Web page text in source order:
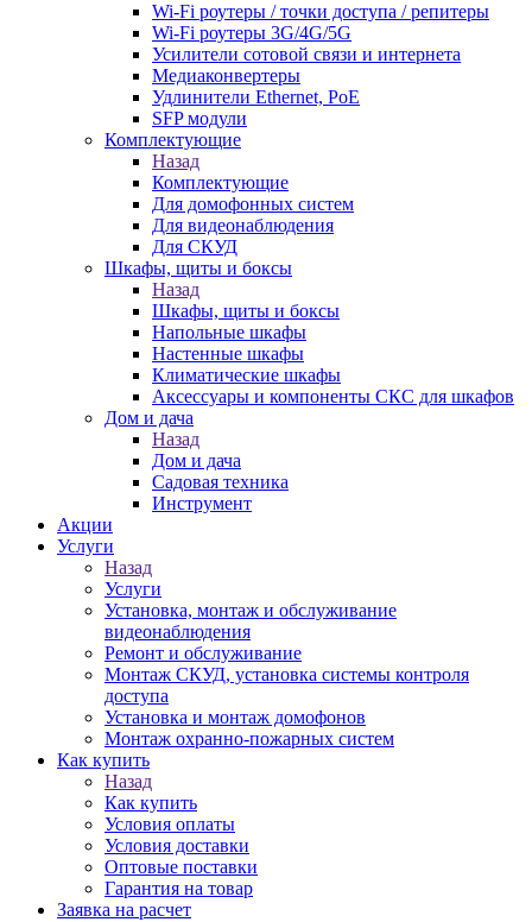
Wi-Fi роутеры / точки доступа / репитеры
Wi-Fi роутеры 3G/4G/5G
Усилители сотовой связи и интернета
Медиаконвертеры
Удлинители Ethernet, PoE
SFP модули
Комплектующие
Назад
Комплектующие
Для домофонных систем
Для видеонаблюдения
Для СКУД
Шкафы, щиты и боксы
Назад
Шкафы, щиты и боксы
Напольные шкафы
Настенные шкафы
Климатические шкафы
Аксессуары и компоненты СКС для шкафов
Дом и дача
Назад
Дом и дача
Садовая техника
Инструмент
Акции
Услуги
Назад
Услуги
Установка, монтаж и обслуживание
видеонаблюдения
Ремонт и обслуживание
Монтаж СКУД, установка системы контроля
доступа
Установка и монтаж домофонов
Монтаж охранно-пожарных систем
Как купить
Назад
Как купить
Условия оплаты
Условия доставки
Оптовые поставки
Гарантия на товар
Заявка на расчет